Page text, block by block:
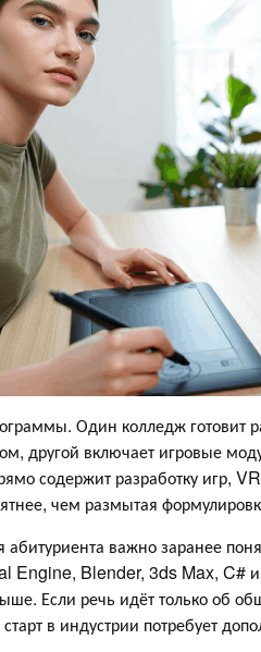
Один колледж готовит
другой включает игровые
содержит разработку игр,
чем размытая
важно заранее
Engine, Blender, 3ds Max, C# и
Если речь идёт только об
в индустрии потребует